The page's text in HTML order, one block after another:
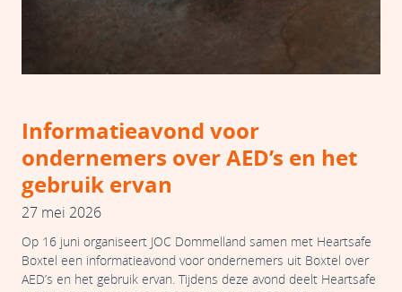
Informatieavond voor
ondernemers over AED’s en het
gebruik ervan
27 mei 2026
Op 16 juni organiseert JOC Dommelland samen met Heartsafe
Boxtel een informatieavond voor ondernemers uit Boxtel over
AED’s en het gebruik ervan. Tijdens deze avond deelt Heartsafe